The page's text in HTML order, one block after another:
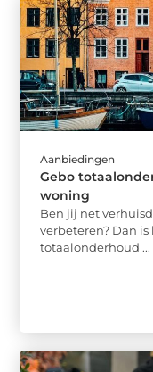
Aanbiedingen
Gebo
woning
Ben jij net
verbeteren? Dan
totaalonderhoud ...